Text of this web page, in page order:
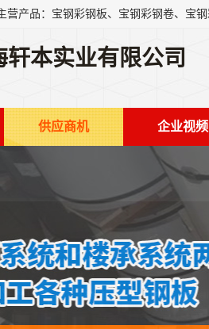
轩本实业有限公司
供应商机 企业视频